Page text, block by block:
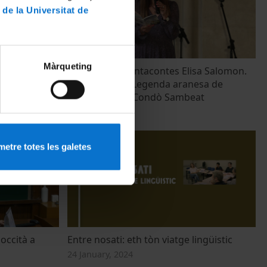
la Universitat de
Màrqueting
totes les galetes
en
Recital de la contacontes Elisa Salomon.
Era Maladeta, Legenda aranesa de
Mossen Josèp Condò Sambeat
19 May, 2023
a
Entre nosati: eth tòn viatge lingüistic
24 January, 2024